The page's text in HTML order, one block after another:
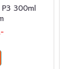
300ml